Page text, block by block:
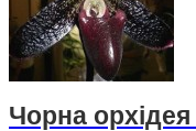
Чорна